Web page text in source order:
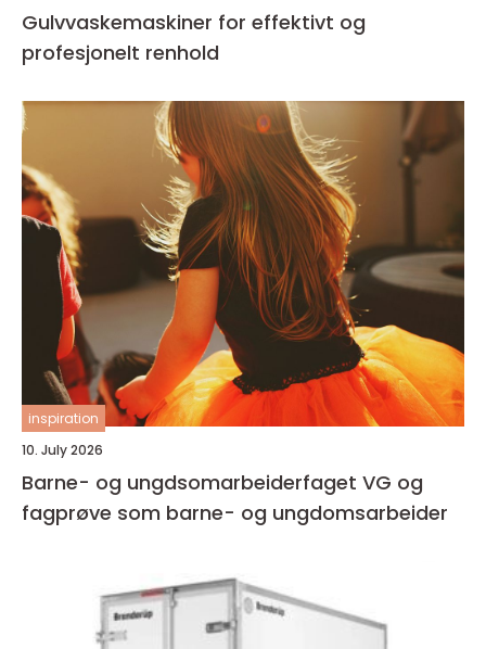
Gulvvaskemaskiner for effektivt og
profesjonelt renhold
inspiration
10. July 2026
Barne- og ungdsomarbeiderfaget VG og
fagprøve som barne- og ungdomsarbeider